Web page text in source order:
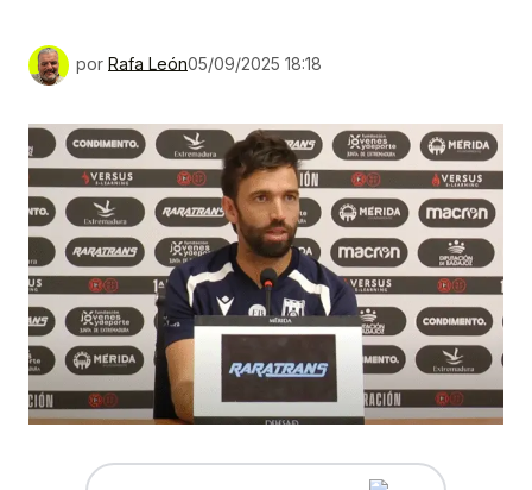
por Rafa León05/09/2025 18:18